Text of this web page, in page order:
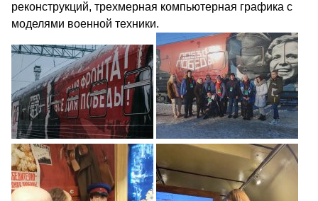
реконструкций, трехмерная компьютерная графика с
моделями военной техники.